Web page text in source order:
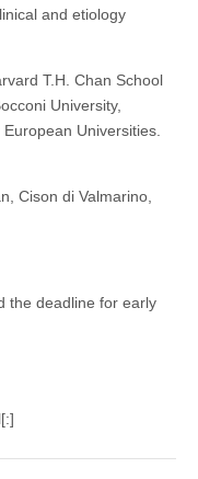
and etiology
T.H. Chan School
University,
Universities.
Cison di Valmarino,
the deadline for early